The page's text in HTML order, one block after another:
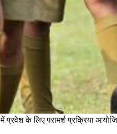
के लिए परामर्श प्रक्रिया